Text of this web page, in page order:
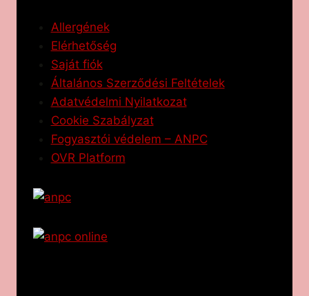
Allergének
Elérhetőség
Saját fiók
Általános Szerződési Feltételek
Adatvédelmi Nyilatkozat
Cookie Szabályzat
Fogyasztói védelem – ANPC
OVR Platform